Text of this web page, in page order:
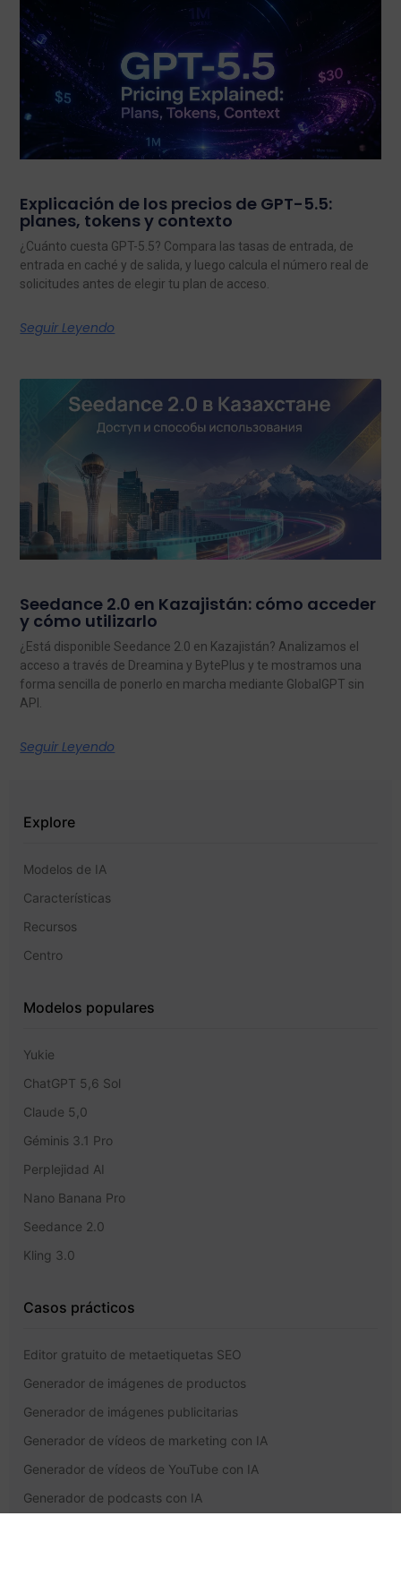
Explicación de los precios de GPT-5.5:
planes, tokens y contexto
¿Cuánto cuesta GPT-5.5? Compara las tasas de entrada, de
entrada en caché y de salida, y luego calcula el número real de
solicitudes antes de elegir tu plan de acceso.
Seguir Leyendo
Seedance 2.0 en Kazajistán: cómo acceder
y cómo utilizarlo
¿Está disponible Seedance 2.0 en Kazajistán? Analizamos el
acceso a través de Dreamina y BytePlus y te mostramos una
forma sencilla de ponerlo en marcha mediante GlobalGPT sin
API.
Seguir Leyendo
Explore
Modelos de IA
Características
Recursos
Centro
Modelos populares
Yukie
ChatGPT 5,6 Sol
Claude 5,0
Géminis 3.1 Pro
Perplejidad AI
Nano Banana Pro
Seedance 2.0
Kling 3.0
Casos prácticos
Editor gratuito de metaetiquetas SEO
Generador de imágenes de productos
Generador de imágenes publicitarias
Generador de vídeos de marketing con IA
Generador de vídeos de YouTube con IA
Generador de podcasts con IA